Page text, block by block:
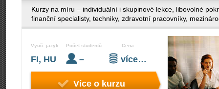
Kurzy na míru – individuální i skupinové lekce, libovolné
finanční specialisty, techniky, zdravotní pracovníky,
Vyuč. jazyk
FI, HU
Počet studentů
–
Cena
více…
Více o kurzu